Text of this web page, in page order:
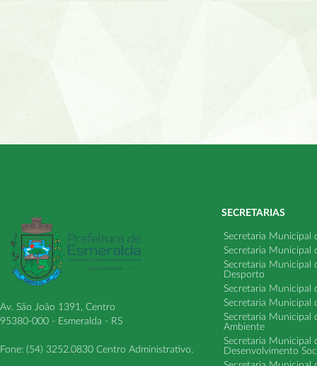
Av. São João 1391, Centro
95380-000 - Esmeralda - RS
Fone: (54) 3252.0830 Centro Administrativo.
SECRETARIAS
Secretaria Municipal
Secretaria Municipal
Secretaria Municipal
Desporto
Secretaria Municipal
Secretaria Municipal
Secretaria Municipal
Ambiente
Secretaria Municipal
Desenvolvimento